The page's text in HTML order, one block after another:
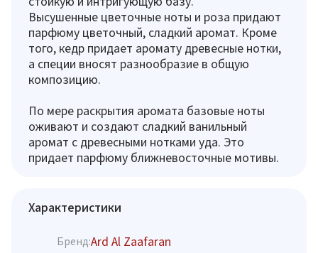
Высушенные цветочные ноты и роза придают
парфюму цветочный, сладкий аромат. Кроме
того, кедр придает аромату древесные нотки,
а специи вносят разнообразие в общую
композицию.
По мере раскрытия аромата базовые ноты
оживают и создают сладкий ванильный
аромат с древесными нотками уда. Это
придает парфюму ближневосточные мотивы.
Характеристики
Бренд:Ard Al Zaafaran